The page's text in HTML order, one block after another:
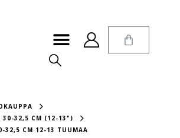
30-32,5 CM (12-13")
32,5 CM 12-13 TUUMAA